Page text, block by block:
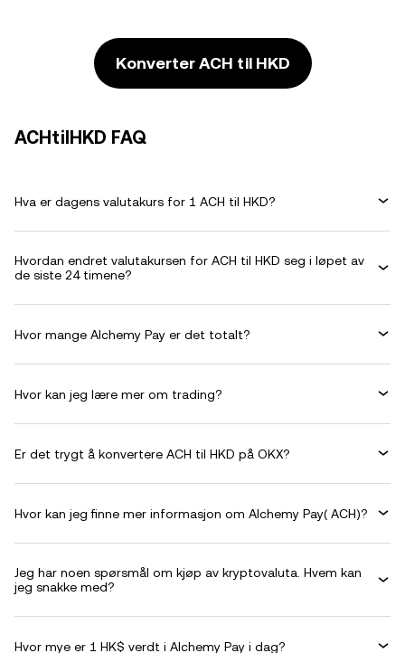
Konverter ACH til HKD
ACHtilHKD FAQ
Hva er dagens valutakurs for 1 ACH til HKD?
Hvordan endret valutakursen for ACH til HKD seg i løpet av
de siste 24 timene?
Hvor mange Alchemy Pay er det totalt?
Hvor kan jeg lære mer om trading?
Er det trygt å konvertere ACH til HKD på OKX?
Hvor kan jeg finne mer informasjon om Alchemy Pay( ACH)?
Jeg har noen spørsmål om kjøp av kryptovaluta. Hvem kan
jeg snakke med?
Hvor mye er 1 HK$ verdt i Alchemy Pay i dag?